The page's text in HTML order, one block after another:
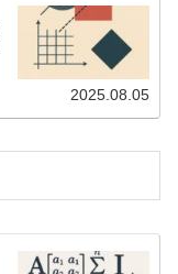
2025.08.05